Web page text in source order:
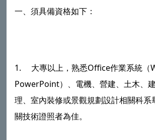
一、須具備資格如下：
1. 大專以上，熟悉Office作業系統（
PowerPoint）、電機、營建、土木、
理、室內裝修或景觀規劃設計相關科系
關技術證照者為佳。